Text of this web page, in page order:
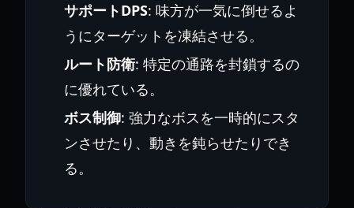
サポートDPS: 味方が一気に倒せるよ
うにターゲットを凍結させる。
ルート防衛: 特定の通路を封鎖するの
に優れている。
ボス制御: 強力なボスを一時的にスタ
ンさせたり、動きを鈍らせたりでき
る。